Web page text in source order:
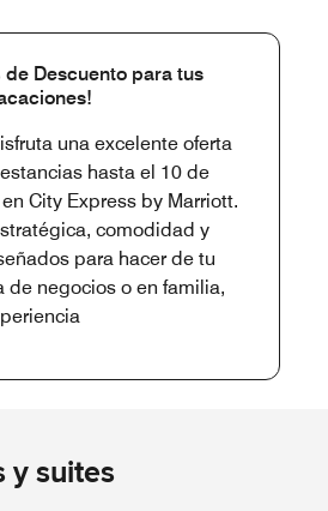
de Descuento para tus
una excelente oferta
hasta el 10 de
City Express by Marriott.
comodidad y
para hacer de tu
de negocios o en familia,
y suites